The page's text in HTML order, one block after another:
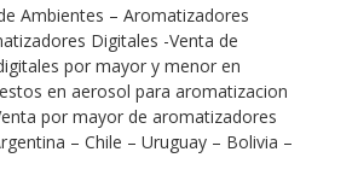
Ambientes – Aromatizadores
Digitales -Venta de
por mayor y menor en
en aerosol para aromatizacion
por mayor de aromatizadores
– Chile – Uruguay – Bolivia –